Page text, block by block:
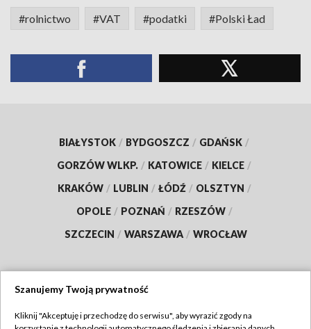
#rolnictwo #VAT #podatki #Polski Ład
BIAŁYSTOK / BYDGOSZCZ / GDAŃSK /
GORZÓW WLKP. / KATOWICE / KIELCE /
KRAKÓW / LUBLIN / ŁÓDŹ / OLSZTYN /
OPOLE / POZNAŃ / RZESZÓW /
SZCZECIN / WARSZAWA / WROCŁAW
Szanujemy Twoją prywatność
Kliknij "Akceptuję i przechodzę do serwisu", aby wyrazić zgody na